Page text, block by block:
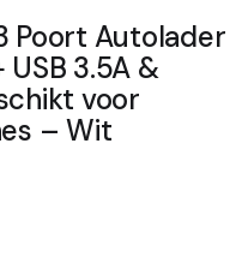
Poort Autolader
3.5A &
voor
– Wit